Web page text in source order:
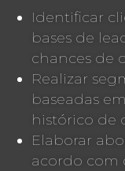
Identificar
bases de
chances de
Realizar
baseadas
histórico de
Elaborar
acordo com